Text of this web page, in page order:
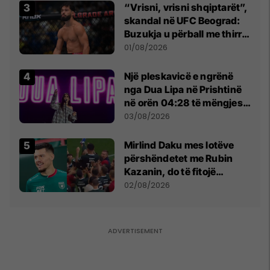
“Vrisni, vrisni shqiptarët”,
skandal në UFC Beograd:
Buzukja u përball me thirrje
anti-shqiptare nga
01/08/2026
Një pleskavicë e ngrënë
nga Dua Lipa në Prishtinë
në orën 04:28 të mëngjesit
- dhe bota digjitale serbe
03/08/2026
Mirlind Daku mes lotëve
përshëndetet me Rubin
Kazanin, do të fitojë
miliona te Spartak Moska
02/08/2026